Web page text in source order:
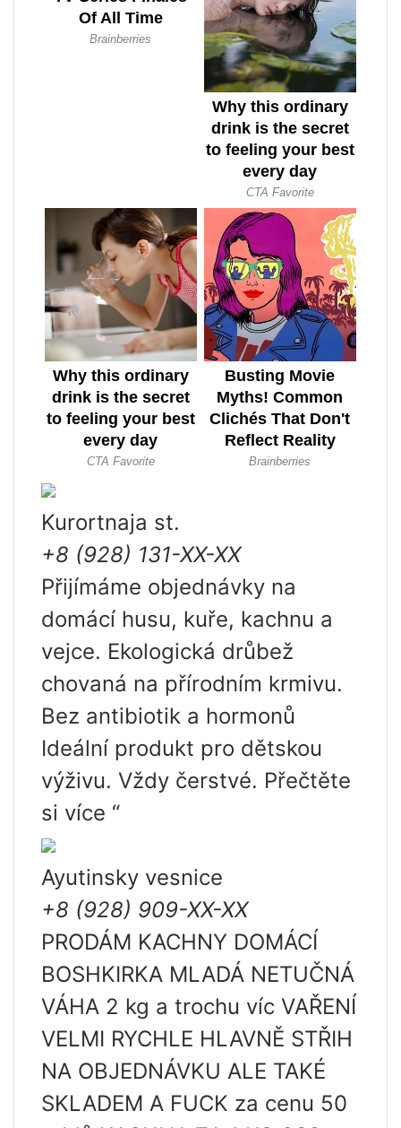
Kurortnaja st.
+8 (928) 131-XX-XX
Přijímáme objednávky na
domácí husu, kuře, kachnu a
vejce. Ekologická drůbež
chovaná na přírodním krmivu.
Bez antibiotik a hormonů
Ideální produkt pro dětskou
výživu. Vždy čerstvé. Přečtěte
si více “
Ayutinsky vesnice
+8 (928) 909-XX-XX
PRODÁM KACHNY DOMÁCÍ
BOSHKIRKA MLADÁ NETUČNÁ
VÁHA 2 kg a trochu víc VAŘENÍ
VELMI RYCHLE HLAVNĚ STŘIH
NA OBJEDNÁVKU ALE TAKÉ
SKLADEM A FUCK za cenu 50